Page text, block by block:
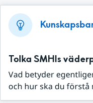
Tolka SMHIs
Vad betyder
och hur ska du förstå